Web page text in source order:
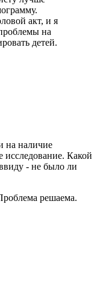
акт, и я
на
детей.
на наличие
исследование. Какой
- не было ли
решаема.